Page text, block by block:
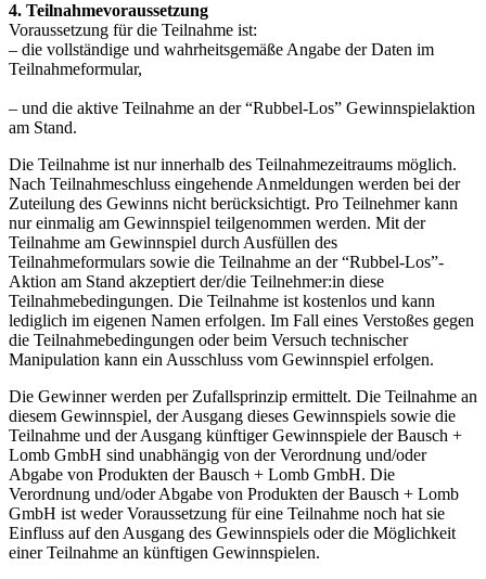
4. Teilnahmevoraussetzung
Voraussetzung für die Teilnahme ist:
– die vollständige und wahrheitsgemäße Angabe der Daten im
Teilnahmeformular,
– und die aktive Teilnahme an der “Rubbel-Los” Gewinnspielaktion
am Stand.
Die Teilnahme ist nur innerhalb des Teilnahmezeitraums möglich.
Nach Teilnahmeschluss eingehende Anmeldungen werden bei der
Zuteilung des Gewinns nicht berücksichtigt. Pro Teilnehmer kann
nur einmalig am Gewinnspiel teilgenommen werden. Mit der
Teilnahme am Gewinnspiel durch Ausfüllen des
Teilnahmeformulars sowie die Teilnahme an der “Rubbel-Los”-
Aktion am Stand akzeptiert der/die Teilnehmer:in diese
Teilnahmebedingungen. Die Teilnahme ist kostenlos und kann
lediglich im eigenen Namen erfolgen. Im Fall eines Verstoßes gegen
die Teilnahmebedingungen oder beim Versuch technischer
Manipulation kann ein Ausschluss vom Gewinnspiel erfolgen.
Die Gewinner werden per Zufallsprinzip ermittelt. Die Teilnahme an
diesem Gewinnspiel, der Ausgang dieses Gewinnspiels sowie die
Teilnahme und der Ausgang künftiger Gewinnspiele der Bausch +
Lomb GmbH sind unabhängig von der Verordnung und/oder
Abgabe von Produkten der Bausch + Lomb GmbH. Die
Verordnung und/oder Abgabe von Produkten der Bausch + Lomb
GmbH ist weder Voraussetzung für eine Teilnahme noch hat sie
Einfluss auf den Ausgang des Gewinnspiels oder die Möglichkeit
einer Teilnahme an künftigen Gewinnspielen.